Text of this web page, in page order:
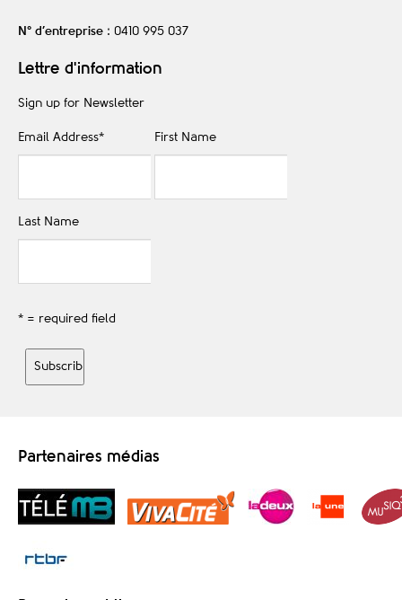
N° d’entreprise : 0410 995 037
Lettre d'information
Sign up for Newsletter
Email Address* First Name
Last Name
* = required field
Partenaires médias